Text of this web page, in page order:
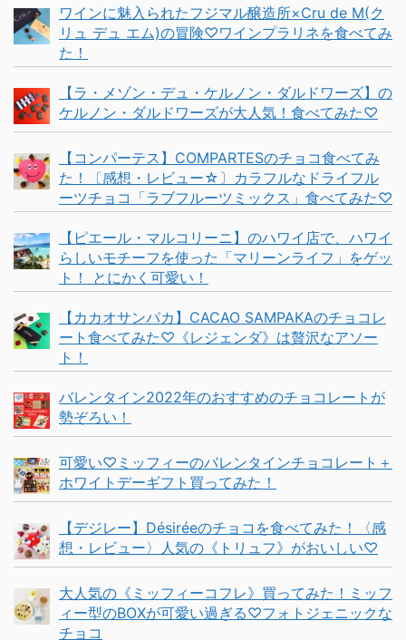
ワインに魅入られたフジマル醸造所×Cru de M(ク
リュ デュ エム)の冒険♡ワインプラリネを食べてみ
た！
【ラ・メゾン・デュ・ケルノン・ダルドワーズ】の
ケルノン・ダルドワーズが大人気！食べてみた♡
【コンパーテス】COMPARTESのチョコ食べてみ
た！〔感想・レビュー☆〕カラフルなドライフル
ーツチョコ「ラブフルーツミックス」食べてみた♡
【ピエール・マルコリーニ】のハワイ店で、ハワイ
らしいモチーフを使った「マリーンライフ」をゲッ
ト！ とにかく可愛い！
【カカオサンパカ】CACAO SAMPAKAのチョコレ
ート食べてみた♡《レジェンダ》は贅沢なアソー
ト！
バレンタイン2022年のおすすめのチョコレートが
勢ぞろい！
可愛い♡ミッフィーのバレンタインチョコレート＋
ホワイトデーギフト買ってみた！
【デジレー】Désiréeのチョコを食べてみた！〈感
想・レビュー〉人気の《トリュフ》がおいしい♡
大人気の《ミッフィーコフレ》買ってみた！ミッフ
ィー型のBOXが可愛い過ぎる♡フォトジェニックな
チョコ